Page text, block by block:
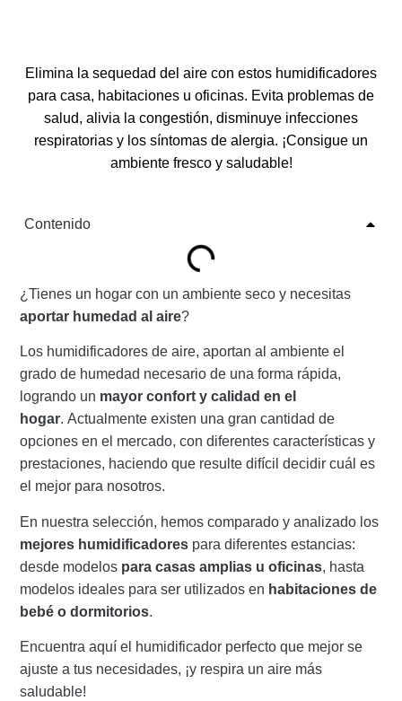
Elimina la sequedad del aire con estos humidificadores
para casa, habitaciones u oficinas. Evita problemas de
salud, alivia la congestión, disminuye infecciones
respiratorias y los síntomas de alergia. ¡Consigue un
ambiente fresco y saludable!
Contenido
¿Tienes un hogar con un ambiente seco y necesitas
aportar humedad al aire?
Los humidificadores de aire, aportan al ambiente el
grado de humedad necesario de una forma rápida,
logrando un mayor confort y calidad en el
hogar. Actualmente existen una gran cantidad de
opciones en el mercado, con diferentes características y
prestaciones, haciendo que resulte difícil decidir cuál es
el mejor para nosotros.
En nuestra selección, hemos comparado y analizado los
mejores humidificadores para diferentes estancias:
desde modelos para casas amplias u oficinas, hasta
modelos ideales para ser utilizados en habitaciones de
bebé o dormitorios.
Encuentra aquí el humidificador perfecto que mejor se
ajuste a tus necesidades, ¡y respira un aire más
saludable!